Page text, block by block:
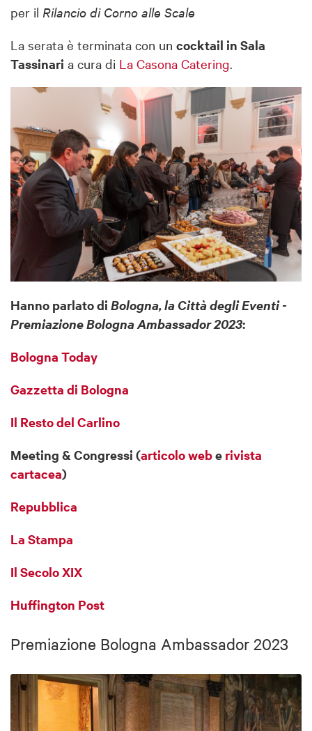
per il Rilancio di Corno alle Scale
La serata è terminata con un cocktail in Sala
Tassinari a cura di La Casona Catering.
Hanno parlato di Bologna, la Città degli Eventi -
Premiazione Bologna Ambassador 2023:
Bologna Today
Gazzetta di Bologna
Il Resto del Carlino
Meeting & Congressi (articolo webe rivista
cartacea)
Repubblica
La Stampa
Il Secolo XIX
Huffington Post
Premiazione Bologna Ambassador 2023